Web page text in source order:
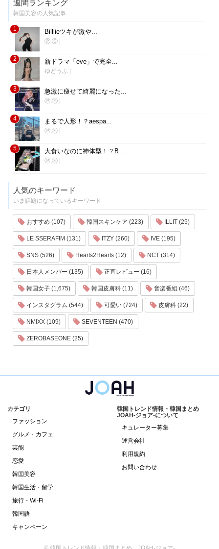
週間ランキング
韓国美容の人気記事
1 Billlieツキが激や...
Ⓟ.Ⓔ
2 新ドラマ「eve」で完全...
ゆどうふ
3 急激に痩せて綺麗になった...
Ⓟ.Ⓔ
4 まるで人形！？aespa...
Ⓟ.Ⓔ
5 大食いなのに神体型！？B...
Ⓟ.Ⓔ
人気のキーワード
いま話題になっているキーワード
おすすめ (107) 韓国スキンケア (223) ILLIT (25)
LE SSERAFIM (131) ITZY (260) IVE (195)
SNS (526) Hearts2Hearts (12) NCT (314)
日本人メンバー (135) 正直レビュー (16)
韓国女子 (1,675) 韓国皮膚科 (11) 音楽番組 (46)
インスタグラム (544) 可愛い (724) 皮膚科 (22)
NMIXX (109) SEVENTEEN (470)
ZEROBASEONE (25)
カテゴリ
ファッション
グルメ・カフェ
芸能
恋愛
韓国美容
韓国生活・留学
旅行・Wi-Fi
韓国語
キャンペーン
韓国トレンド情報・韓国まとめ
JOAH-ジョア-について
キュレーター募集
運営会社
利用規約
お問い合わせ